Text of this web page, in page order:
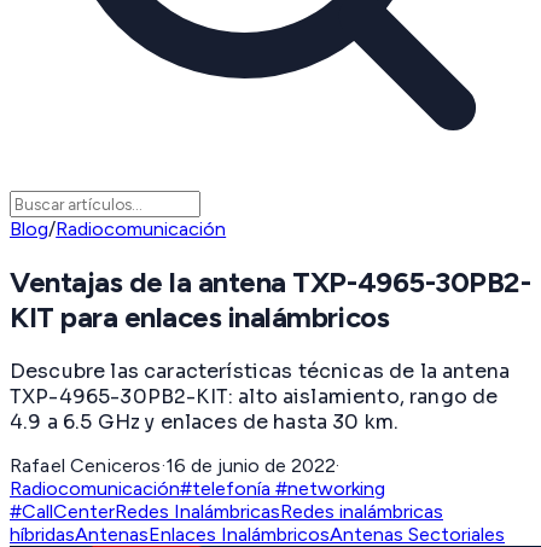
Blog/Radiocomunicación
Ventajas de la antena TXP-4965-30PB2-
KIT para enlaces inalámbricos
Descubre las características técnicas de la antena
TXP-4965-30PB2-KIT: alto aislamiento, rango de
4.9 a 6.5 GHz y enlaces de hasta 30 km.
Rafael Ceniceros·16 de junio de 2022·
Radiocomunicación#telefonía #networking
#CallCenterRedes InalámbricasRedes inalámbricas
híbridasAntenasEnlaces InalámbricosAntenas Sectoriales